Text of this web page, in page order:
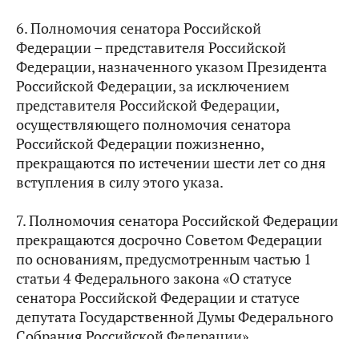
6. Полномочия сенатора Российской
Федерации – представителя Российской
Федерации, назначенного указом Президента
Российской Федерации, за исключением
представителя Российской Федерации,
осуществляющего полномочия сенатора
Российской Федерации пожизненно,
прекращаются по истечении шести лет со дня
вступления в силу этого указа.
7. Полномочия сенатора Российской Федерации
прекращаются досрочно Советом Федерации
по основаниям, предусмотренным частью 1
статьи 4 Федерального закона «О статусе
сенатора Российской Федерации и статусе
депутата Государственной Думы Федерального